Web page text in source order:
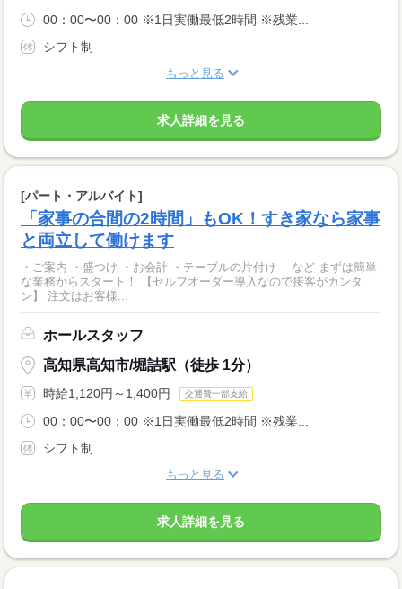
00：00〜00：00 ※1日実働最低2時間 ※残業...
シフト制
もっと見る
求人詳細を見る
[パート・アルバイト]
「家事の合間の2時間」もOK！すき家なら家事
と両立して働けます
・ご案内 ・盛つけ ・お会計 ・テーブルの片付け など まずは簡単
な業務からスタート！ 【セルフオーダー導入なので接客がカンタ
ン】 注文はお客様...
ホールスタッフ
高知県高知市/堀詰駅（徒歩 1分）
時給1,120円～1,400円 交通費一部支給
00：00〜00：00 ※1日実働最低2時間 ※残業...
シフト制
もっと見る
求人詳細を見る